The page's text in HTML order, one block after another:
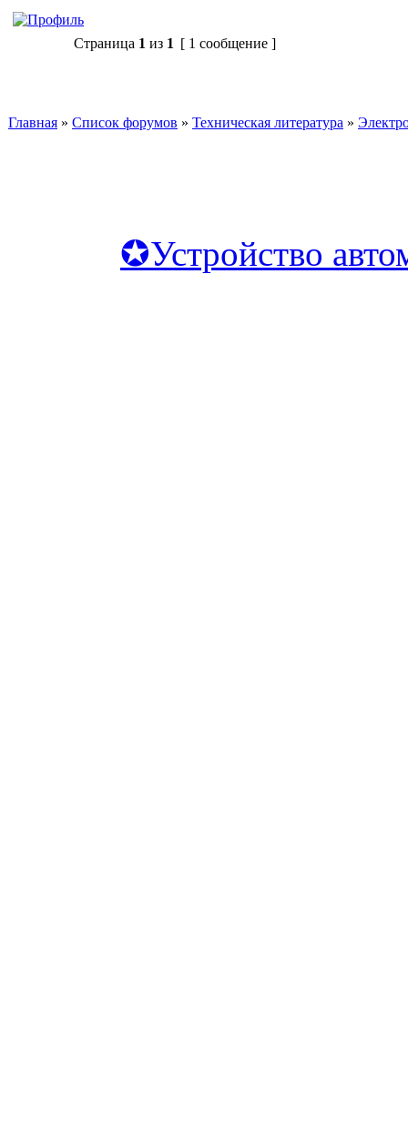
Страница 1 из 1 [ 1 сообщение ]
Главная » Список форумов » Техническая литература »
✪Устройство